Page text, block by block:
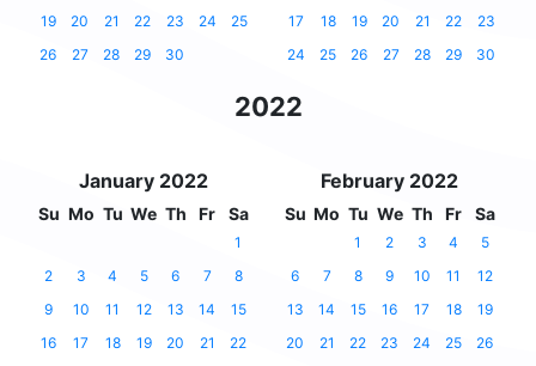
19
20 21 22 23 24
25
26
27 28 29 30
17
18 19 20 21 22
23
24
25 26 27 28 29 30
2022
January 2022
Su Mo Tu We Th Fr Sa
1
2
3 4 5 6 7
8
9
10 11 12 13 14
15
16
17 18 19 20 21
22
February 2022
Su Mo Tu We Th Fr Sa
1 2 3 4
5
6
7 8 9 10 11
12
13
14 15 16 17 18
19
20
21 22 23 24 25
26